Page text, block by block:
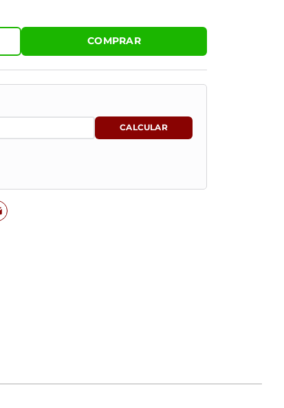
COMPRAR